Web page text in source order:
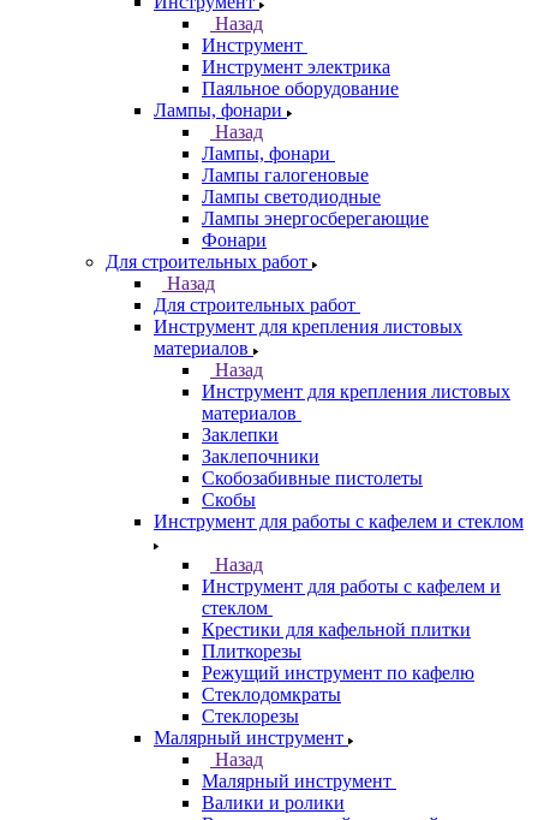
Назад
Инструмент
Инструмент электрика
Паяльное оборудование
Лампы, фонари
Назад
Лампы, фонари
Лампы галогеновые
Лампы светодиодные
Лампы энергосберегающие
Фонари
Для строительных работ
Назад
Для строительных работ
Инструмент для крепления листовых
материалов
Назад
Инструмент для крепления листовых
материалов
Заклепки
Заклепочники
Скобозабивные пистолеты
Скобы
Инструмент для работы с кафелем и стеклом
Назад
Инструмент для работы с кафелем и
стеклом
Крестики для кафельной плитки
Плиткорезы
Режущий инструмент по кафелю
Стеклодомкраты
Стеклорезы
Малярный инструмент
Назад
Малярный инструмент
Валики и ролики